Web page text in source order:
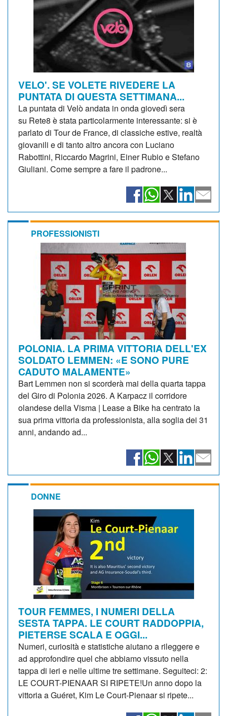
VELO'. SE VOLETE RIVEDERE LA
PUNTATA DI QUESTA SETTIMANA...
La puntata di Velò andata in onda giovedì sera
su Rete8 è stata particolarmente interessante: si è
parlato di Tour de France, di classiche estive, realtà
giovanili e di tanto altro ancora con Luciano
Rabottini, Riccardo Magrini, Einer Rubio e Stefano
Giuliani. Come sempre a fare il padrone...
PROFESSIONISTI
POLONIA. LA PRIMA VITTORIA DELL'EX
SOLDATO LEMMEN: «E SONO PURE
CADUTO MALAMENTE»
Bart Lemmen non si scorderà mai della quarta tappa
del Giro di Polonia 2026. A Karpacz il corridore
olandese della Visma | Lease a Bike ha centrato la
sua prima vittoria da professionista, alla soglia dei 31
anni, andando ad...
DONNE
TOUR FEMMES, I NUMERI DELLA
SESTA TAPPA. LE COURT RADDOPPIA,
PIETERSE SCALA E OGGI...
Numeri, curiosità e statistiche aiutano a rileggere e
ad approfondire quel che abbiamo vissuto nella
tappa di ieri e nelle ultime tre settimane. Seguiteci: 2:
LE COURT-PIENAAR SI RIPETE!Un anno dopo la
vittoria a Guéret, Kim Le Court-Pienaar si ripete...